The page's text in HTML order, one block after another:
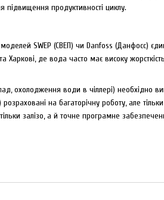
продуктивності циклу.
SWEP (СВЕП) чи Danfoss (Данфосс)
Харкові, де вода часто має високу
охолодження води в чіллері) необхідно
на багаторічну роботу, але
залізо, а й точне програмне